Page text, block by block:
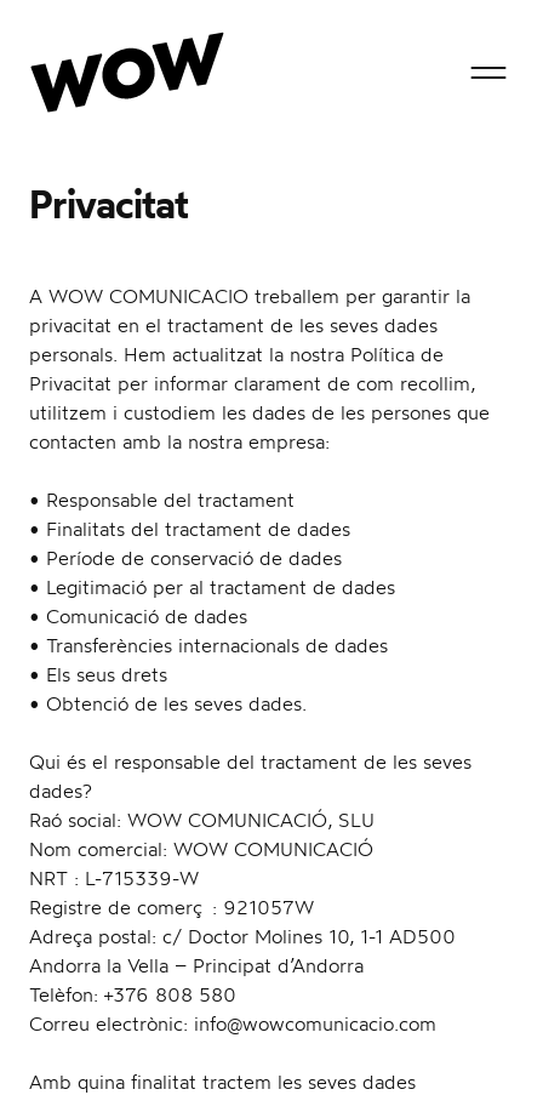
T
Privacitat
A WOW COMUNICACIO treballem per garantir la
privacitat en el tractament de les seves dades
personals. Hem actualitzat la nostra Política de
Privacitat per informar clarament de com recollim,
utilitzem i custodiem les dades de les persones que
contacten amb la nostra empresa:
• Responsable del tractament
• Finalitats del tractament de dades
• Període de conservació de dades
• Legitimació per al tractament de dades
• Comunicació de dades
• Transferències internacionals de dades
• Els seus drets
• Obtenció de les seves dades.
Qui és el responsable del tractament de les seves
dades?
Raó social: WOW COMUNICACIÓ, SLU
Nom comercial: WOW COMUNICACIÓ
NRT : L-715339-W
Registre de comerç : 921057W
Adreça postal: c/ Doctor Molines 10, 1-1 AD500
Andorra la Vella – Principat d’Andorra
Telèfon: +376 808 580
Correu electrònic: info@wowcomunicacio.com
Amb quina finalitat tractem les seves dades